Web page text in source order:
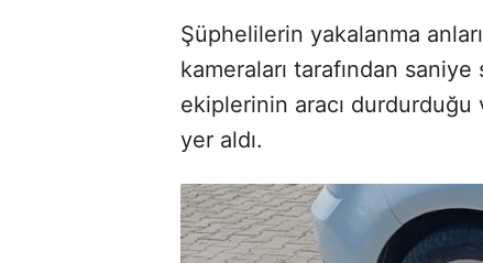
Şüphelilerin yakalanma
kameraları tarafından
ekiplerinin aracı
yer aldı.